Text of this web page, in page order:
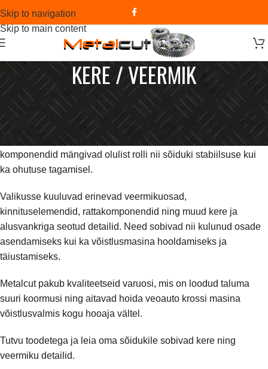
Skip to navigation
Skip to main content
KERE / VEERMIK
Kere ja veermiku kategooriast leiad veoauto krossi jaoks
mõeldud detailid, mis aitavad tagada sõiduki vastupidavuse,
juhitavuse ja töökindluse ka kõige nõudlikumates
võistlustingimustes. Tugev veermik ja kvaliteetsed
komponendid mängivad olulist rolli nii sõiduki stabiilsuse kui
ka ohutuse tagamisel.
Valikusse kuuluvad erinevad veermikuosad,
kinnituselemendid, rattakomponendid ning muud kere ja
alusvankriga seotud detailid. Need sobivad nii kulunud osade
asendamiseks kui ka võistlusmasina hooldamiseks ja
täiustamiseks.
Metalcut pakub kvaliteetseid varuosi, mis on loodud taluma
suuri koormusi ning aitavad hoida veoauto krossi masina
võistlusvalmis kogu hooaja vältel.
Tutvu toodetega ja leia oma sõidukile sobivad kere ning
veermiku detailid.